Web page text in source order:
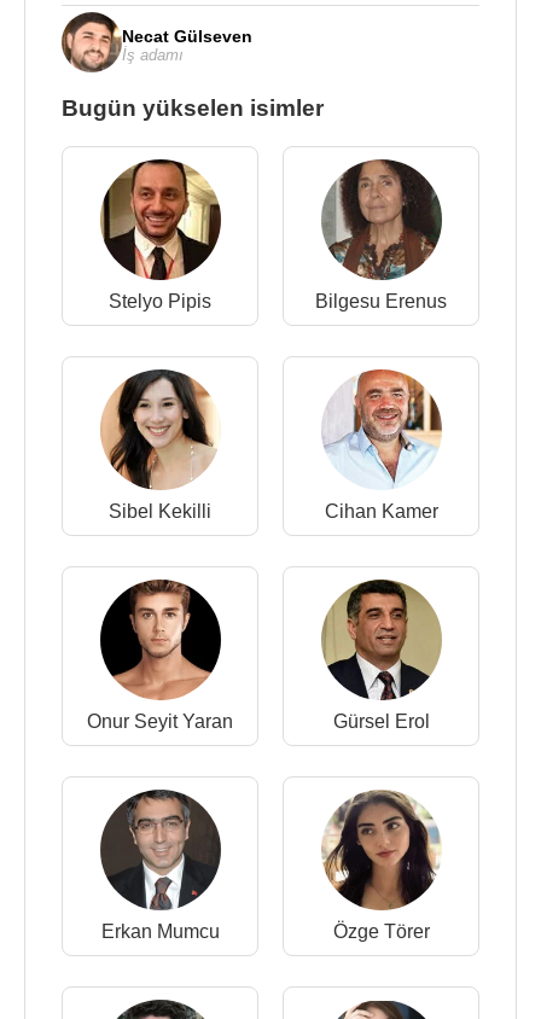
Necat Gülseven
İş adamı
Bugün yükselen isimler
Stelyo Pipis Bilgesu Erenus
Sibel Kekilli Cihan Kamer
Onur Seyit Yaran Gürsel Erol
Erkan Mumcu Özge Törer